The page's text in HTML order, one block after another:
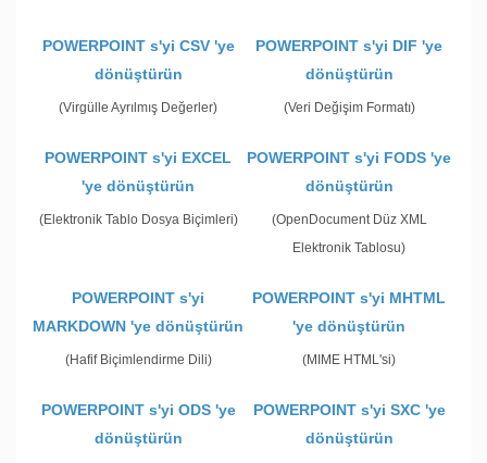
POWERPOINT s'yi CSV 'ye
dönüştürün
(Virgülle Ayrılmış Değerler)
POWERPOINT s'yi DIF 'ye
dönüştürün
(Veri Değişim Formatı)
POWERPOINT s'yi EXCEL
'ye dönüştürün
(Elektronik Tablo Dosya Biçimleri)
POWERPOINT s'yi FODS 'ye
dönüştürün
(OpenDocument Düz XML
Elektronik Tablosu)
POWERPOINT s'yi
MARKDOWN 'ye dönüştürün
(Hafif Biçimlendirme Dili)
POWERPOINT s'yi MHTML
'ye dönüştürün
(MIME HTML'si)
POWERPOINT s'yi ODS 'ye
dönüştürün
POWERPOINT s'yi SXC 'ye
dönüştürün